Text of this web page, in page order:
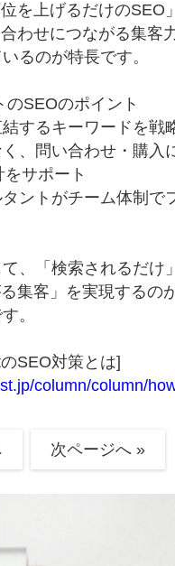
を上げるだけのSEO
わせにつながる集客
るのが特長です。
のSEOのポイント
するキーワードを戦
、問い合わせ・購入
サポート
ントがチーム体制で
、「検索されるだけ
る集客」を実現するの
。
SEO対策とは]
column/column/
次ページへ »